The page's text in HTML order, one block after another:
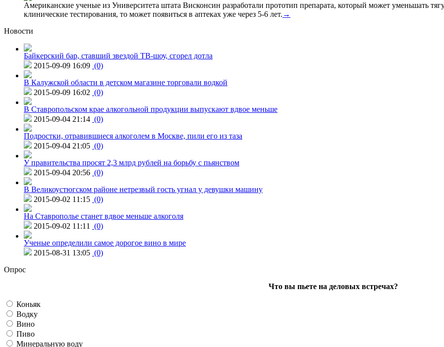
Американские ученые из Университета штата Висконсин разработали прототип препарата, который может уменьшать
клинические тестирования, то может появиться в аптеках уже через 5-6 лет. →
Новости
Байкерский бар, ставший звездой ТВ-шоу, сгорел дотла
2015-09-09 16:09 (0)
В Калужской области в детском магазине торговали водкой
2015-09-09 16:02 (0)
В Ставропольском крае алкогольной продукции выпускают вдвое меньше
2015-09-04 21:14 (0)
Подростки, отравившиеся алкоголем в Москве, пили его из таза
2015-09-04 21:05 (0)
У правительства просят 2,3 млрд рублей на борьбу с пьянством
2015-09-04 20:56 (0)
В Великоустюгском районе нетрезвый гость угнал у девушки машину
2015-09-02 11:15 (0)
На Ставрополье станет вдвое меньше алкоголя
2015-09-02 11:11
(0)
Ученые определили самое дорогое вино в мире
2015-08-31 13:05 (0)
Опрос
Что вы пьете на деловых встречах?
Коньяк
Водку
Вино
Пиво
Минеральную воду